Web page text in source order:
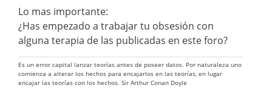
Lo mas importante:
¿Has empezado a trabajar tu obsesión con
alguna terapia de las publicadas en este foro?
Es un error capital lanzar teorías antes de poseer datos. Por naturaleza uno
comienza a alterar los hechos para encajarlos en las teorías, en lugar
encajar las teorías con los hechos. Sir Arthur Conan Doyle